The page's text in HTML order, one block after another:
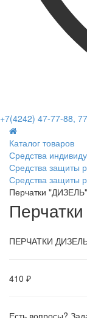
+7(4242) 47-77-88,
Каталог товаров
Средства
Средства защиты
Средства защиты
Перчатки "ДИЗЕЛЬ"
ПЕРЧАТКИ
410 ₽